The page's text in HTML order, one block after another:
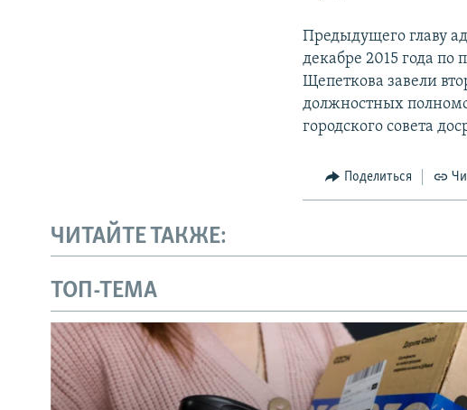
Предыдущего главу
декабре 2015 года
Щепеткова завели
должностных
городского совета
Поделиться
ЧИТАЙТЕ ТАКЖЕ:
ТОП-ТЕМА